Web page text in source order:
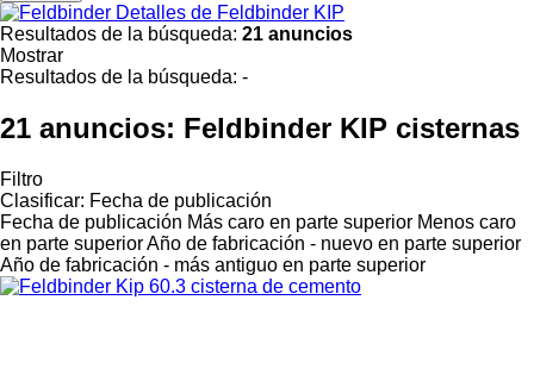
Detalles de Feldbinder KIP
Resultados de la búsqueda: 21 anuncios
Mostrar
Resultados de la búsqueda: -
21 anuncios: Feldbinder KIP cisternas
Filtro
Clasificar: Fecha de publicación
Fecha de publicación Más caro en parte superior Menos caro
en parte superiorAño de fabricación - nuevo en parte superior
Año de fabricación - más antiguo en parte superior